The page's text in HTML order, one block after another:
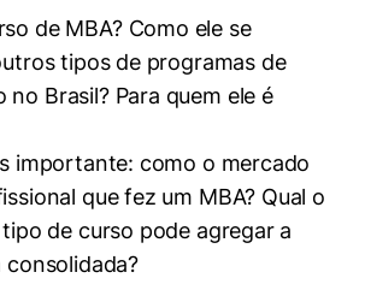
de Moraes
de Problemas
Negócios
de MBA? Como ele se
tipos de programas de
no Brasil? Para quem ele é
importante: como o mercado
que fez um MBA? Qual o
de curso pode agregar a
consolidada?